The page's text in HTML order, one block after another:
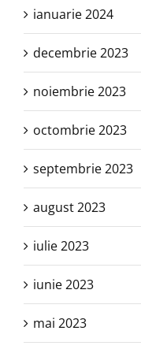
ianuarie 2024
decembrie 2023
noiembrie 2023
octombrie 2023
septembrie 2023
august 2023
iulie 2023
iunie 2023
mai 2023